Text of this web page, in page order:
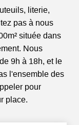
literie,
pas à nous
située dans
Nous
9h à 18h, et le
l'ensemble des
pour
place.